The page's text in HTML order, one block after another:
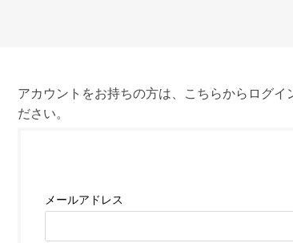
アカウントをお持ちの方は、こちらからログイ
ださい。
メールアドレス